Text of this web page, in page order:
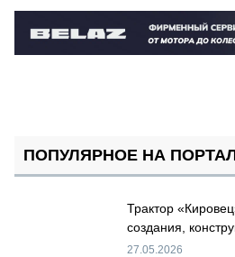
ПОПУЛЯРНОЕ НА
Трактор
создания,
27.05.2026